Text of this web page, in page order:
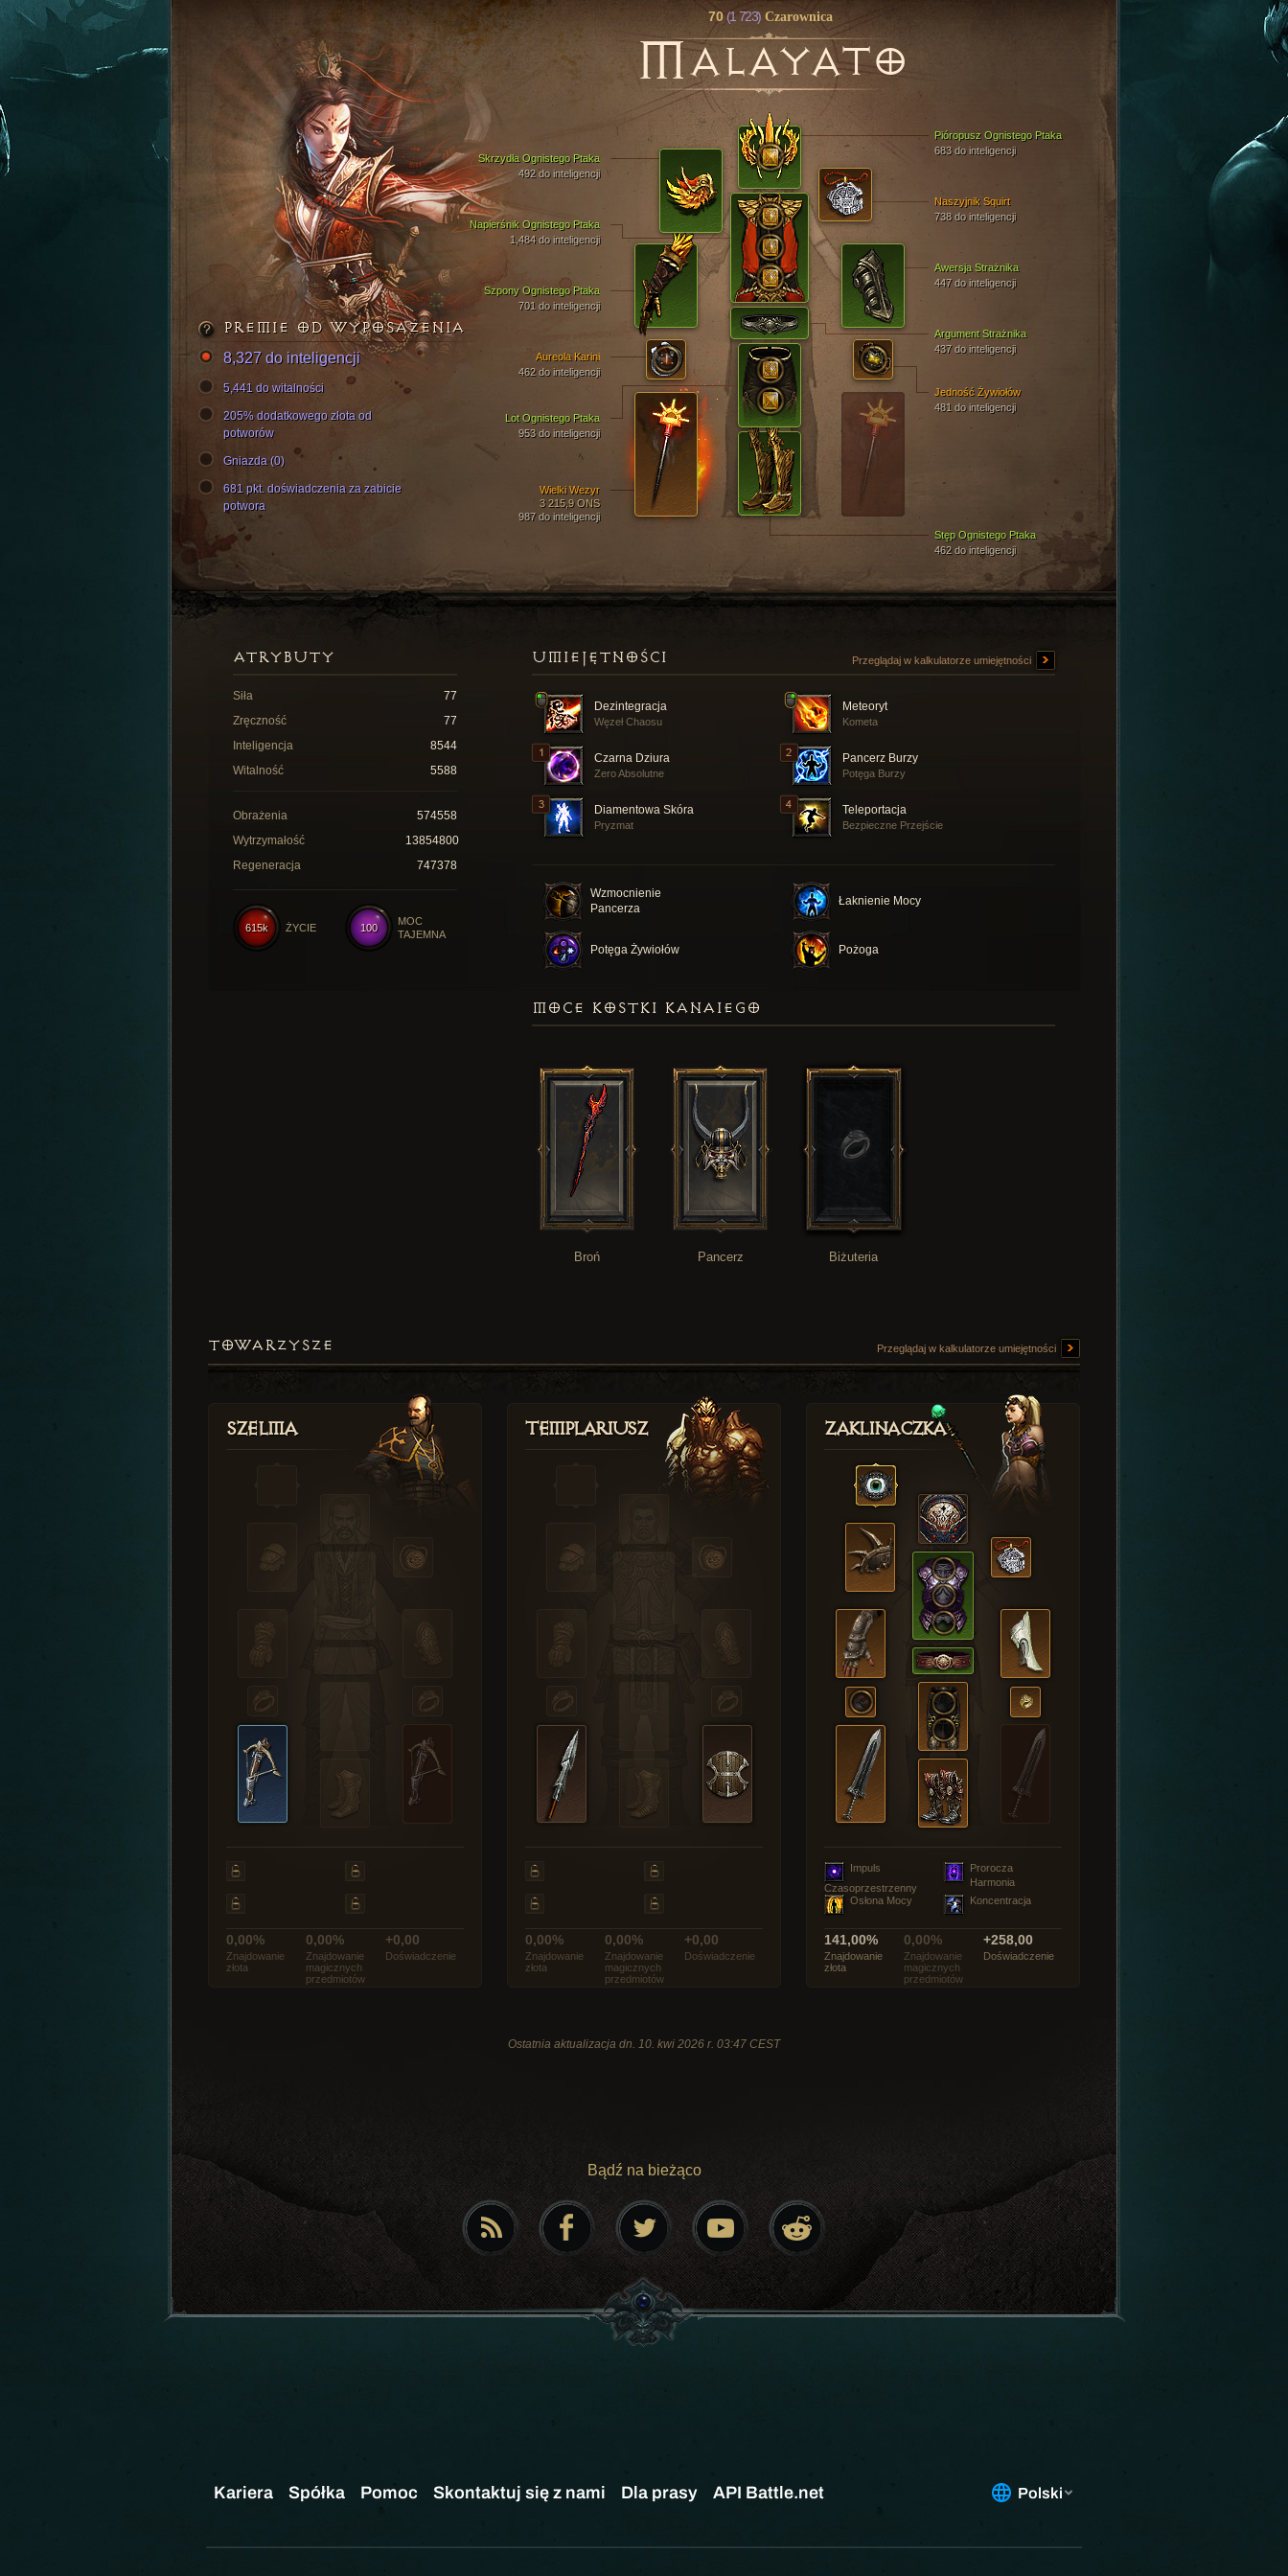
70(1 723) Czarownica
MALAYATO
Pióropusz Ognistego Ptaka
683 do inteligencji
Napierśnik Ognistego Ptaka
1,484 do inteligencji
Stęp Ognistego Ptaka
462 do inteligencji
Szpony Ognistego Ptaka
701 do inteligencji
Skrzydła Ognistego Ptaka
492 do inteligencji
Lot Ognistego Ptaka
953 do inteligencji
Awersja Strażnika
447 do inteligencji
Wielki Wezyr
3 215,9 ONS
987 do inteligencji
Argument Strażnika
437 do inteligencji
Jedność Żywiołów
481 do inteligencji
Aureola Karini
462 do inteligencji
Naszyjnik Squirt
738 do inteligencji
PREMIE OD WYPOSAŻENIA
8,327 do inteligencji
5,441 do witalności
205% dodatkowego złota od
potworów
Gniazda (0)
681 pkt. doświadczenia za zabicie
potwora
UMIEJĘTNOŚCI Przeglądaj w kalkulatorze umiejętności
Dezintegracja
Węzeł Chaosu
Meteoryt
Kometa
Czarna Dziura
Zero Absolutne
Pancerz Burzy
Potęga Burzy
Diamentowa Skóra
Pryzmat
Teleportacja
Bezpieczne Przejście
Wzmocnienie
Pancerza
Łaknienie Mocy
Potęga Żywiołów Pożoga
ATRYBUTY
Siła
77
Zręczność
77
Inteligencja
8544
Witalność
5588
Obrażenia
574558
Wytrzymałość
13854800
Regeneracja
747378
100
MOC
TAJEMNA
615k ŻYCIE
MOCE KOSTKI KANAIEGO
Broń Pancerz Biżuteria
TOWARZYSZE Przeglądaj w kalkulatorze umiejętności
Szelma
0,00%
Znajdowanie
złota
0,00%
Znajdowanie
magicznych
przedmiotów
+0,00
Doświadczenie
Templariusz
0,00%
Znajdowanie
złota
0,00%
Znajdowanie
magicznych
przedmiotów
+0,00
Doświadczenie
Zaklinaczka
Impuls
Czasoprzestrzenny
Prorocza
Harmonia
Osłona Mocy
Koncentracja
141,00%
Znajdowanie
złota
0,00%
Znajdowanie
magicznych
przedmiotów
+258,00
Doświadczenie
Ostatnia aktualizacja dn. 10. kwi 2026 r. 03:47 CEST
Bądź na bieżąco